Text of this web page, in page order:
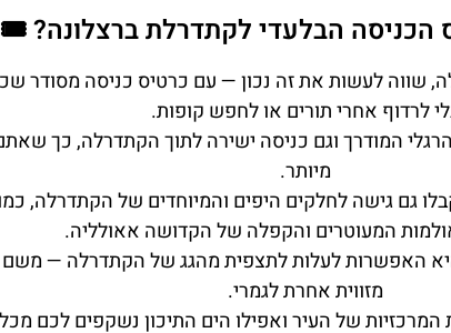
הכניסה הבלעדי לקתדרלת ברצלונה? 🎟️
שווה לעשות את זה נכון — עם כרטיס כניסה מסודר
לרדוף אחרי תורים או לחפש קופות.
המודרך וגם כניסה ישירה לתוך הקתדרלה, כך
מיותר.
גם גישה לחלקים היפים והמיוחדים של הקתדרלה,
המעוטרים והקפלה של הקדושה אאולליה.
האפשרות לעלות לתצפית מהגג של הקתדרלה — משם
מזווית אחרת לגמרי.
המרכזיות של העיר ואפילו הים התיכון נשקפים לכם מכל